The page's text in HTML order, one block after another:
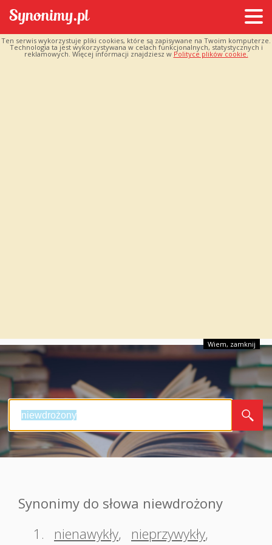
Ten serwis wykorzystuje pliki cookies, które są zapisywane na Twoim komputerze.
Technologia ta jest wykorzystywana w celach funkcjonalnych, statystycznych i
reklamowych. Więcej informacji znajdziesz w Polityce plików cookie.
Wiem, zamknij
Synonimy do słowa niewdrożony
1.
nienawykły, nieprzywykły,